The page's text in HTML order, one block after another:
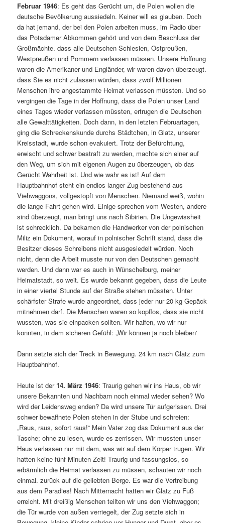
Februar 1946: Es geht das Gerücht um, die Polen wollen die
deutsche Bevölkerung aussiedeln. Keiner will es glauben. Doch
da hat jemand, der bei den Polen arbeiten muss, im Radio über
das Potsdamer Abkommen gehört und von dem Beschluss der
Großmächte. dass alle Deutschen Schlesien, Ostpreußen,
Westpreußen und Pommern verlassen müssen. Unsere Hoffnung
waren die Amerikaner und Engländer, wir waren davon überzeugt.
dass Sie es nicht zulassen würden, dass zwölf Millionen
Menschen ihre angestammte Heimat verlassen müssten. Und so
vergingen die Tage in der Hoffnung, dass die Polen unser Land
eines Tages wieder verlassen müssten, ertrugen die Deutschen
alle Gewalttätig­keiten. Doch dann, in den letzten Februartagen,
ging die Schreckenskunde durchs Städtchen, in Glatz, unserer
Kreisstadt, wurde schon evakuiert. Trotz der Befürchtung,
erwischt und schwer bestraft zu werden, machte sich einer auf
den Weg, um sich mit eigenen Augen zu überzeugen, ob das
Gerücht Wahrheit ist. Und wie wahr es ist! Auf dem
Hauptbahnhof steht ein endlos langer Zug bestehend aus
Viehwaggons, vollgestopft von Menschen. Niemand weiß, wohin
die lange Fahrt gehen wird. Einige sprechen vom Westen, andere
sind überzeugt, man bringt uns nach Sibirien. Die Ungewissheit
ist schrecklich. Da bekamen die Handwerker von der polnischen
Miliz ein Dokument, worauf in polnischer Schrift stand, dass die
Besitzer dieses Schreibens nicht ausgesiedelt würden. Noch
nicht, denn die Arbeit musste nur von den Deutschen gemacht
werden. Und dann war es auch in Wünschelburg, meiner
Heimatstadt, so weit. Es wurde bekannt gegeben, dass die Leute
in einer viertel Stunde auf der Straße stehen müssten. Unter
schärfster Strafe wurde angeordnet, dass jeder nur 20 kg Gepäck
mitnehmen darf. Die Menschen waren so kopflos, dass sie nicht
wussten, was sie einpacken sollten. Wir halfen, wo wir nur
konnten, in dem sicheren Gefühl: „Wir können ja noch bleiben‘
Dann setzte sich der Treck in Bewegung. 24 km nach Glatz zum
Hauptbahnhof.
Heute ist der14. März 1946: Traurig gehen wir ins Haus, ob wir
unsere Bekannten und Nachbarn noch einmal wieder sehen? Wo
wird der Leidens­weg enden? Da wird unsere Tür aufgerissen. Drei
schwer bewaffnete Polen stehen in der Stube und schreien:
„Raus, raus, sofort raus!“ Mein Vater zog das Dokument aus der
Tasche; ohne zu lesen, wurde es zerrissen. Wir mussten unser
Haus verlassen nur mit dem, was wir auf dem Körper trugen. Wir
hatten keine fünf Minuten Zeit! Traurig und fassungslos, so
erbärmlich die Heimat verlassen zu müssen, schauten wir noch
einmal. zurück auf die geliebten Berge. Es war die Vertreibung
aus dem Paradies! Nach Mitter­nacht hatten wir Glatz zu Fuß
erreicht. Mit dreißig Menschen teilten wir uns den Viehwaggon;
die Tür wurde von außen verriegelt, der Zug setzte sich in